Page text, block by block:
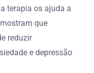
terapia os ajuda a
que
reduzir
e depressão